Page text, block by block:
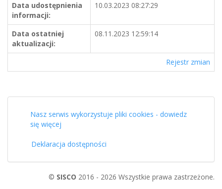
Data udostępnienia
informacji:
10.03.2023 08:27:29
Data ostatniej
aktualizacji:
08.11.2023 12:59:14
Rejestr zmian
Nasz serwis wykorzystuje pliki cookies - dowiedz
się więcej
Deklaracja dostępności
© SISCO 2016 - 2026 Wszystkie prawa zastrzeżone.